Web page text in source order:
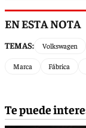
EN ESTA NOTA
TEMAS: Volkswagen
Marca Fábrica